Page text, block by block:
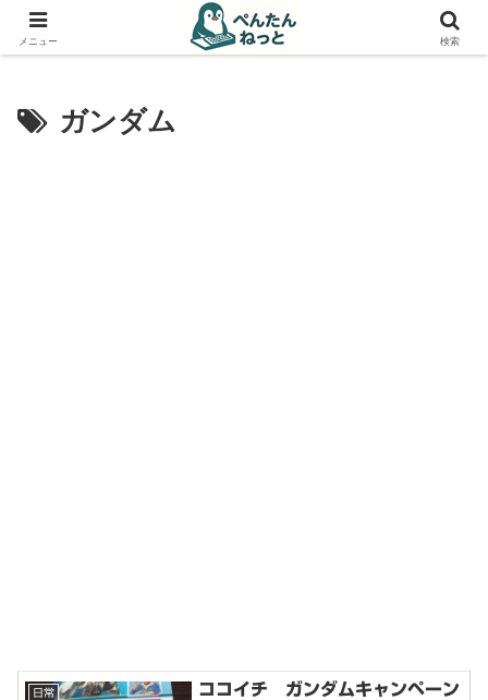
PCやガジェットの備忘録
ガンダム
日常
ココイチ ガンダムキャンペーン
メニュー 検索